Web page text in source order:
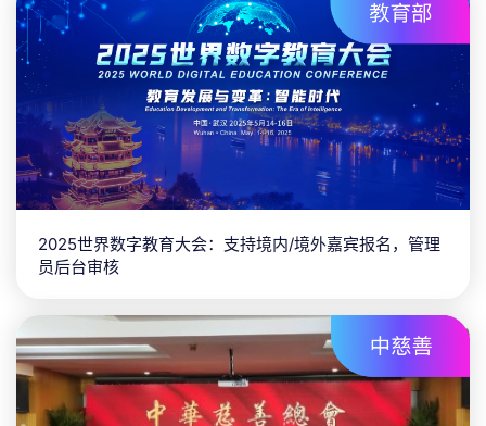
2025世界数字教育大会：支持境内/境外嘉宾报名，管理
员后台审核